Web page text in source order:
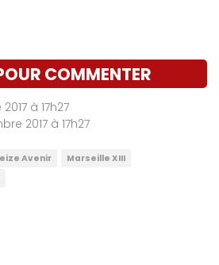
COMMENTER
à 17h27
2017 à 17h27
Avenir
Marseille XIII